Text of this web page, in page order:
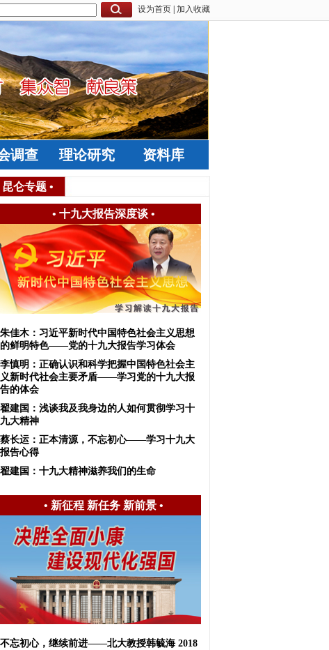
设为首页 加入收藏
调查 理论研究 资料库
昆仑专题 •
• 十九大报告深度谈•
朱佳木：习近平新时代中国特色社会主义思想
的鲜明特色——党的十九大报告学习体会
李慎明：正确认识和科学把握中国特色社会主
义新时代社会主要矛盾——学习党的十九大报
告的体会
翟建国：浅谈我及我身边的人如何贯彻学习十
九大精神
蔡长运：正本清源，不忘初心——学习十九大
报告心得
翟建国：十九大精神滋养我们的生命
• 新征程 新任务 新前景•
不忘初心，继续前进——北大教授韩毓海 2018